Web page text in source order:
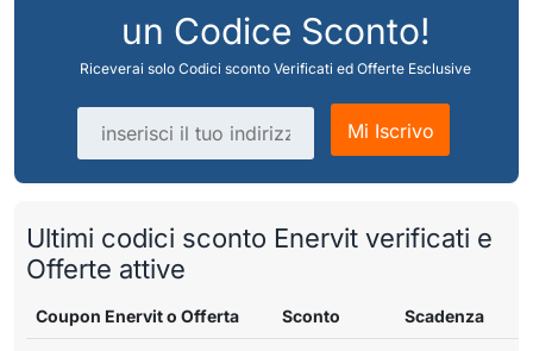
un Codice Sconto!
Riceverai solo Codici sconto Verificati ed Offerte Esclusive
Indirizzo email
Mi Iscrivo
Ultimi codici sconto Enervit verificati e
Offerte attive
Coupon Enervit o Offerta Sconto Scadenza